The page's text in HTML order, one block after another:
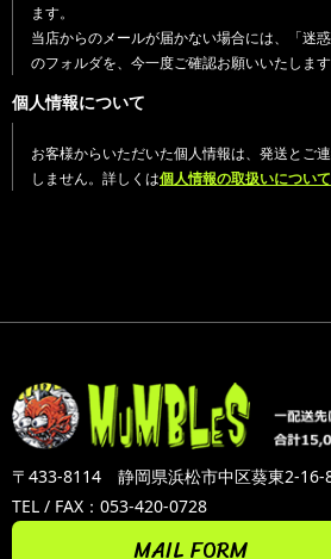
ます。
当店からのメールが届かない場合には、「迷
のフォルダを、今一度ご確認お願いいたします
個人情報について
お客様からいただいた個人情報は、発送とご
しません。詳しくは個人情報の取扱いについて
〒433-8114 静岡県浜松市中区葵東2-16-
TEL / FAX：053-420-0728
MAIL FORM